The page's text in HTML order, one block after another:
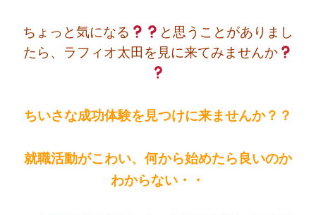
ちょっと気になる
と思うことがありまし
たら、ラフィオ太田を見に来てみませんか
ちいさな成功体験を見つけに来ませんか？？
就職活動がこわい、何から始めたら良いのか
わからない・・